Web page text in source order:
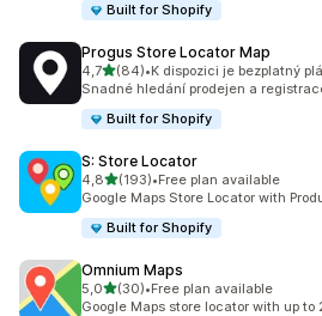
Built for Shopify
Progus Store Locator Map
4,7z 5 hvězd
(84)
Celkový počet recenzí: 84
•K dispozici je bezplatný
Snadné hledání prodejen a
Built for Shopify
S: Store Locator
4,8z 5 hvězd
(193)
Celkový počet recenzí: 193
•Free plan available
Google Maps Store Locator with
Built for Shopify
Omnium Maps
5,0z 5 hvězd
(30)
Celkový počet recenzí: 30
•Free plan available
Google Maps store locator with up